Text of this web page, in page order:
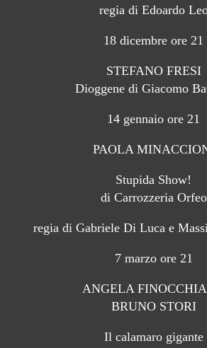
regia di Edoardo
18 dicembre ore 21
STEFANO FRESI
Dioggene di Giacomo
14 gennaio ore 21
PAOLA
Stupida Show!
di Carrozzeria Orfeo
regia di Gabriele Di Luca e
7 marzo ore 21
ANGELA
BRUNO STORI
Il calamaro gigante